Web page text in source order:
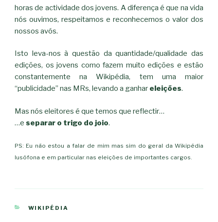
horas de actividade dos jovens. A diferença é que na vida
nós ouvimos, respeitamos e reconhecemos o valor dos
nossos avós.
Isto leva-nos à questão da quantidade/qualidade das
edições, os jovens como fazem muito edições e estão
constantemente na Wikipédia, tem uma maior
“publicidade” nas MRs, levando a ganhar eleições.
Mas nós eleitores é que temos que reflectir…
…e separar o trigo do joio.
PS: Eu não estou a falar de mim mas sim do geral da Wikipédia
lusófona e em particular nas eleições de importantes cargos.
CATEGORIAS
WIKIPÉDIA